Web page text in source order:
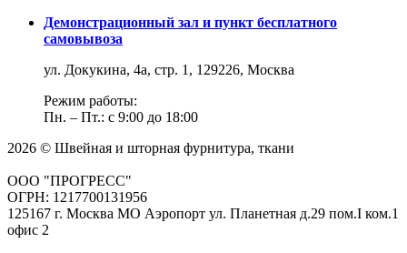
Демонстрационный зал и пункт бесплатного
самовывоза
ул. Докукина, 4а, стр. 1, 129226, Москва
Режим работы:
Пн. – Пт.: с 9:00 до 18:00
2026 © Швейная и шторная фурнитура, ткани
ООО "ПРОГРЕСС"
ОГРН: 1217700131956
125167 г. Москва МО Аэропорт ул. Планетная д.29 пом.I ком.1
офис 2